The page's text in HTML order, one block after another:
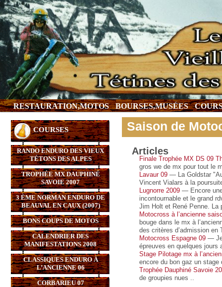
RESTAURATION,MOTOS BOURSES,MUSÉES
COURSES
RANDO ENDURO DES VIEUX
TÉTONS DES ALPES
TROPHÉE MX DAUPHINÉ
SAVOIE 2007
3 ÈME NORMAN ENDURO DE
BEAUVAL EN CAUX (2007)
BONS COUPS DE MOTOS
CALENDRIER DES
MANIFESTATIONS 2008
CLASSIQUES ENDURO À
L’ANCIENNE 06
CORBARIEU 07
Saison de
Articles
Finale Trophée MX DS 09
gros we de mx pour tout le
Lavaur 09 — La Goldstar
Vincent Vialars à la
Lugnorre 2009 — Encore
incontournable et le grand
Jim Holt et René Penne. La
Motocross à l’ancienne
bouge dans le mx à
des critères d’admission en
Motocross Espagne 09 — Je
épreuves en quelques jours
Stage Pilotage mx à
encore du bon gaz un stage
Trophée Dauphiné Savoie
de groupies nues ..